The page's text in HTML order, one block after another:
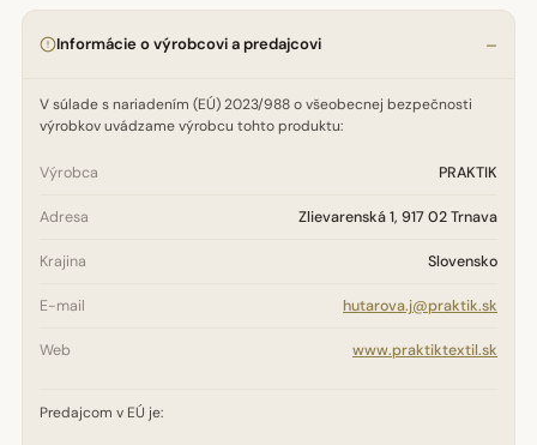
Informácie o výrobcovi a predajcovi
V súlade s nariadením (EÚ) 2023/988 o všeobecnej bezpečnosti
výrobkov uvádzame výrobcu tohto produktu:
Výrobca PRAKTIK
Adresa Zlievarenská 1, 917 02 Trnava
Krajina Slovensko
E-mail hutarova.j@praktik.sk
Web www.praktiktextil.sk
Predajcom v EÚ je: